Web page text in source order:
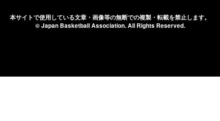
本サイトで使用している文章・画像等の無断での複製・転載を禁止します。
© Japan Basketball Association.All Rights Reserved.